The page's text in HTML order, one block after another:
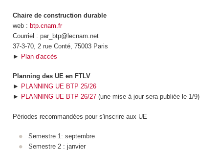
Chaire de construction durable
web : btp.cnam.fr
Courriel : par_btp@lecnam.net
37-3-70, 2 rue Conté, 75003 Paris
► Plan d'accès
Planning des UE en FTLV
► PLANNING UE BTP 25/26
► PLANNING UE BTP 26/27(une mise à jour sera publiée le 1/9)
Périodes recommandées pour s'inscrire aux UE
Semestre 1: septembre
Semestre 2 : janvier